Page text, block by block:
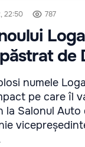
22:50 787
de
numele
pe care îl
la Salonul Auto